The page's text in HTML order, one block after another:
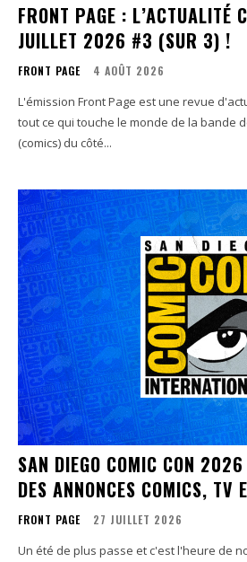
FRONT PAGE : L’ACTUALITÉ
JUILLET 2026 #3 (SUR 3) !
FRONT PAGE 4 AOÛT 2026
L'émission Front Page est une revue
tout ce qui touche le monde de la bande
(comics) du côté...
SAN DIEGO COMIC CON
DES ANNONCES COMICS, TV
FRONT PAGE 27 JUILLET 2026
Un été de plus passe et c'est l'heure de